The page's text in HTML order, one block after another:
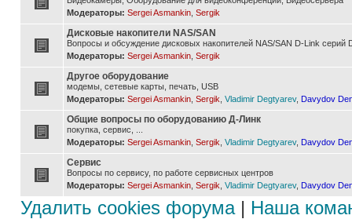
Модераторы: Sergei Asmankin Sergik
Дисковые накопители NAS/SAN
Вопросы и обсуждение дисковых накопителей NAS/SAN D-Link серий
Модераторы: Sergei Asmankin Sergik
Другое оборудование
модемы, сетевые карты, печать, USB
Модераторы: Sergei Asmankin Sergik Vladimir Degtyarev, Davydov
Общие вопросы по оборудованию Д-Линк
покупка, сервис, ...
Модераторы: Sergei Asmankin Sergik Vladimir Degtyarev, Davydov
Сервис
Вопросы по сервису, по работе сервисных центров
Модераторы: Sergei Asmankin Sergik Vladimir Degtyarev, Davydov
Удалить cookies форума| Наша